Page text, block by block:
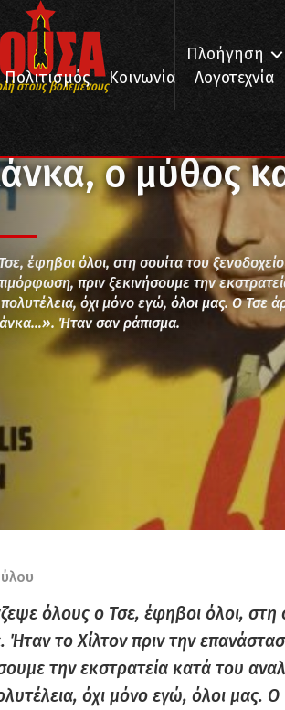
στους βολεμένους
Πλοήγηση
Πολιτισμός Κοινωνία Λογοτεχνία
Καζαμπλάνκα, ο μύθος και ο
ο μύθος
έφηβοι όλοι, στη σουίτα του
πριν ξεκινήσουμε την
όχι μόνο εγώ, όλοι μας. Ο Τσε
Ήταν σαν ράπισμα.
όλους ο Τσε, έφηβοι όλοι, στη
Ήταν το Χίλτον πριν την
την εκστρατεία κατά του
όχι μόνο εγώ, όλοι μας.